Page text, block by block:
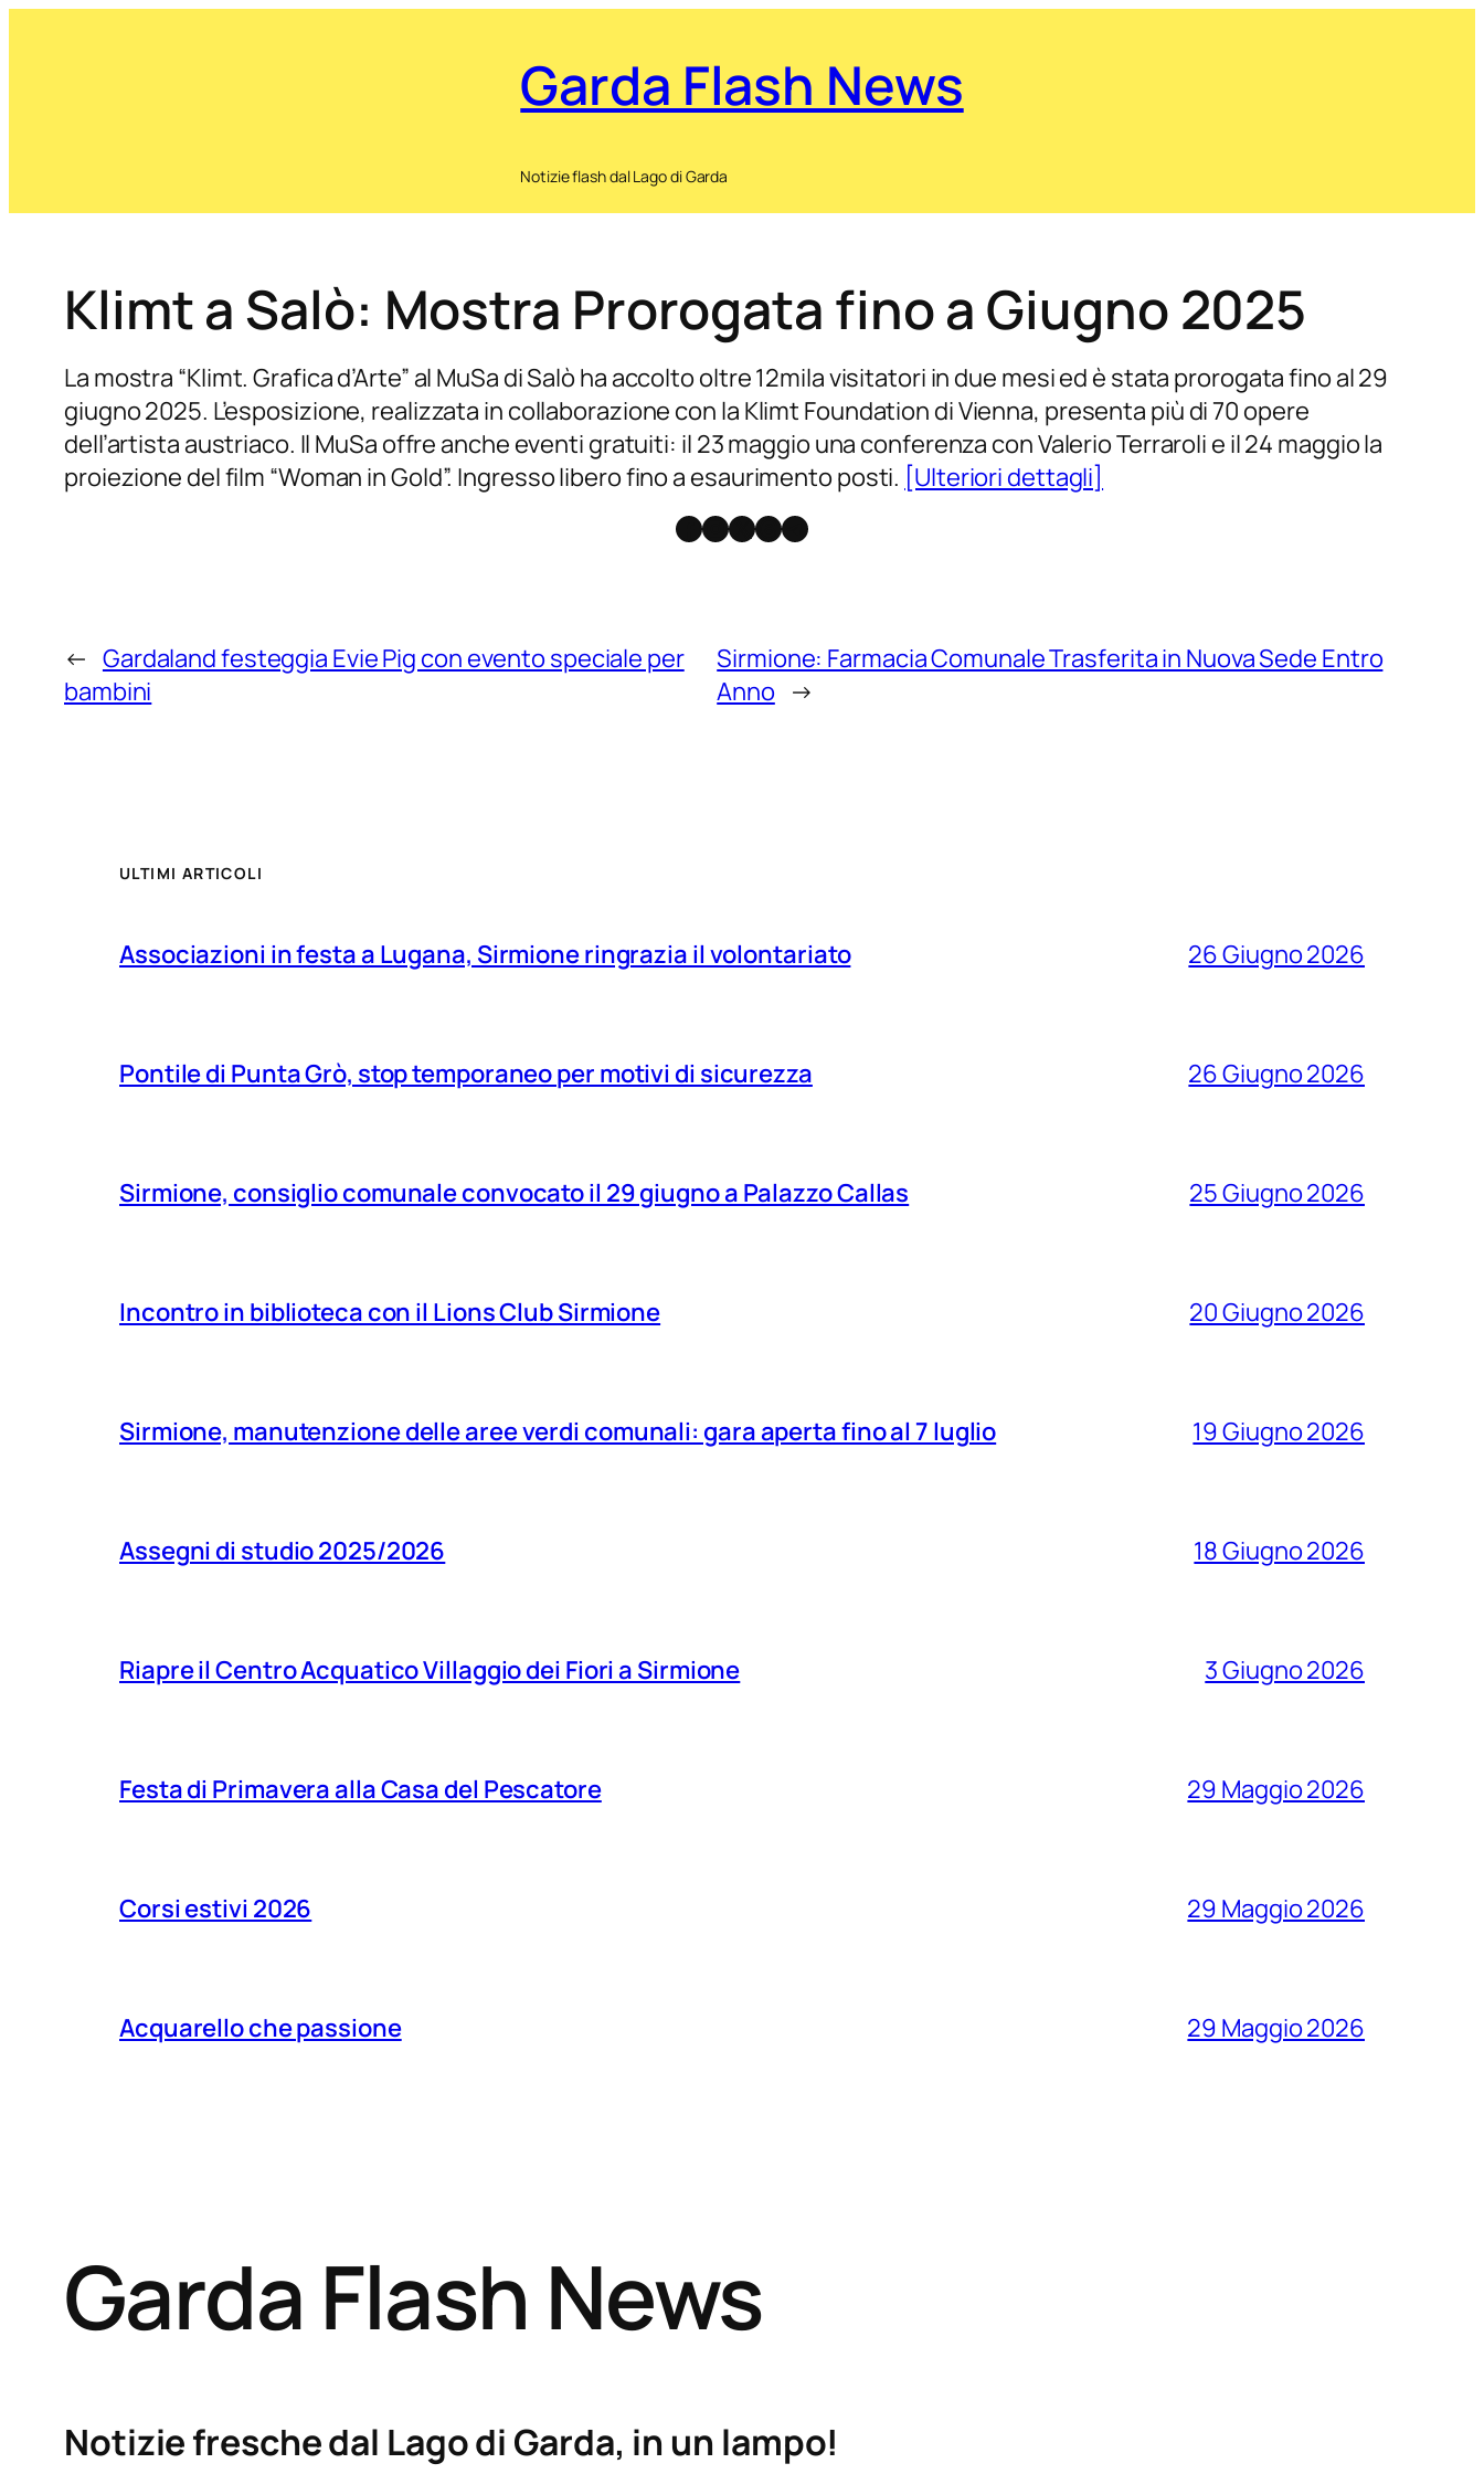
Garda Flash News
Notizie flash dal Lago di Garda
Klimt a Salò: Mostra Prorogata fino a Giugno 2025
La mostra “Klimt. Grafica d’Arte” al MuSa di Salò ha accolto oltre 12mila visitatori in due mesi ed è stata prorogata fino al 29
giugno 2025. L’esposizione, realizzata in collaborazione con la Klimt Foundation di Vienna, presenta più di 70 opere
dell’artista austriaco. Il MuSa offre anche eventi gratuiti: il 23 maggio una conferenza con Valerio Terraroli e il 24 maggio la
proiezione del film “Woman in Gold”. Ingresso libero fino a esaurimento posti. [Ulteriori dettagli]
Facebook
Instagram
X Threads
Telegram
← Gardaland festeggia Evie Pig con evento speciale per
bambini
Sirmione: Farmacia Comunale Trasferita in Nuova Sede Entro
Anno →
ULTIMI ARTICOLI
Associazioni in festa a Lugana, Sirmione ringrazia il volontariato 26 Giugno 2026
Pontile di Punta Grò, stop temporaneo per motivi di sicurezza 26 Giugno 2026
Sirmione, consiglio comunale convocato il 29 giugno a Palazzo Callas 25 Giugno 2026
Incontro in biblioteca con il Lions Club Sirmione 20 Giugno 2026
Sirmione, manutenzione delle aree verdi comunali: gara aperta fino al 7 luglio 19 Giugno 2026
Assegni di studio 2025/2026 18 Giugno 2026
Riapre il Centro Acquatico Villaggio dei Fiori a Sirmione 3 Giugno 2026
Festa di Primavera alla Casa del Pescatore 29 Maggio 2026
Corsi estivi 2026 29 Maggio 2026
Acquarello che passione 29 Maggio 2026
Garda Flash News
Notizie fresche dal Lago di Garda, in un lampo!